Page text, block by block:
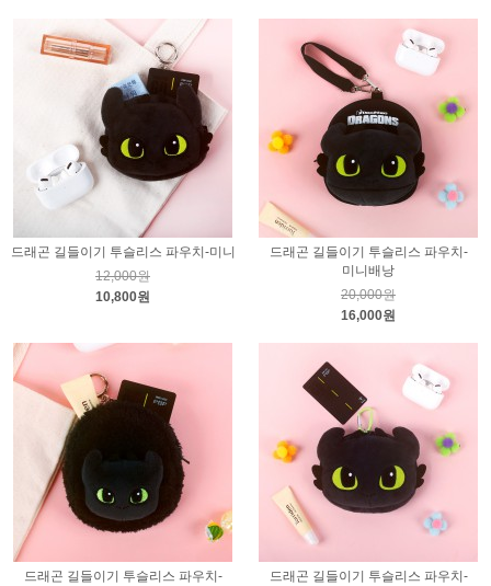
드래곤 길들이기 투슬리스 파우치-미니
12,000원
10,800원
드래곤 길들이기 투슬리스 파우치-
미니배낭
20,000원
16,000원
드래곤 길들이기 투슬리스 파우치-
드래곤 길들이기 투슬리스 파우치-